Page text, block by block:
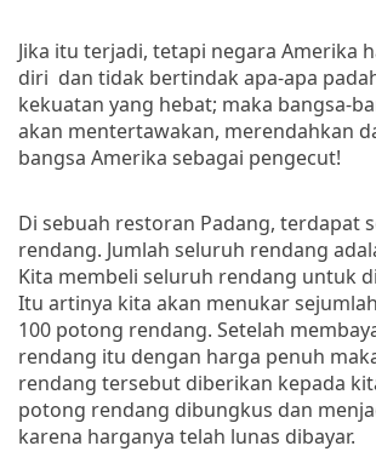
Jika itu terjadi, tetapi negara Amerika
diri dan tidak bertindak apa-apa
kekuatan yang hebat; maka bangsa-
akan mentertawakan, merendahkan
bangsa Amerika sebagai pengecut!
Di sebuah restoran Padang, terdapat
rendang. Jumlah seluruh rendang
Kita membeli seluruh rendang untuk
Itu artinya kita akan menukar
100 potong rendang. Setelah
rendang itu dengan harga penuh
rendang tersebut diberikan kepada
potong rendang dibungkus dan
karena harganya telah lunas dibayar.